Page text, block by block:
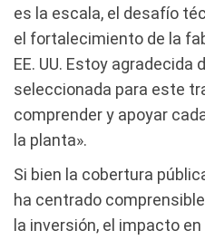
es la escala, el desafío
el fortalecimiento de la
EE. UU. Estoy agradecida
seleccionada para este
comprender y apoyar
la planta».
Si bien la cobertura
ha centrado
la inversión, el impacto